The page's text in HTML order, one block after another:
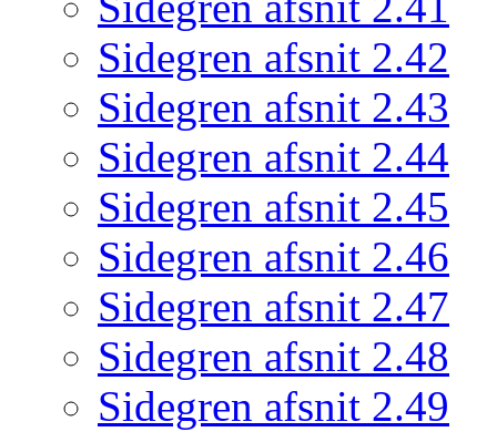
Sidegren afsnit 2.42
Sidegren afsnit 2.43
Sidegren afsnit 2.44
Sidegren afsnit 2.45
Sidegren afsnit 2.46
Sidegren afsnit 2.47
Sidegren afsnit 2.48
Sidegren afsnit 2.49